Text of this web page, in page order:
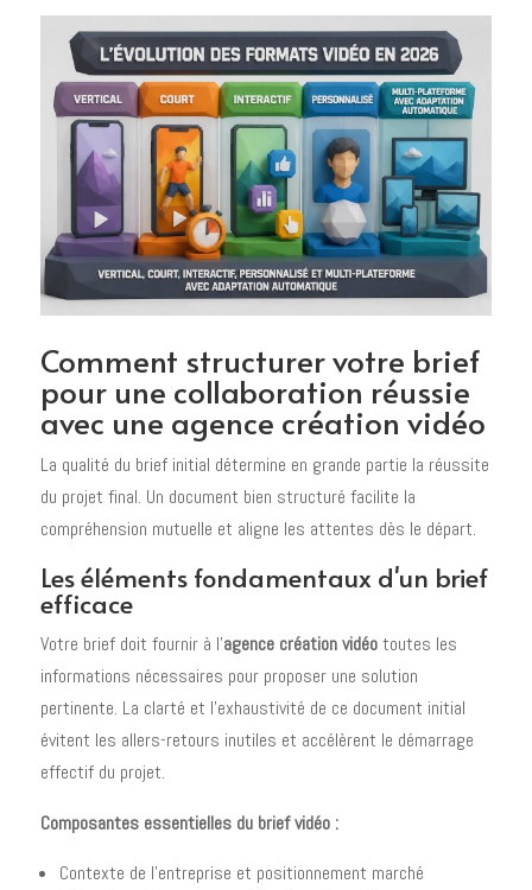
Comment structurer votre brief
pour une collaboration réussie
avec une agence création vidéo
La qualité du brief initial détermine en grande partie la réussite
du projet final. Un document bien structuré facilite la
compréhension mutuelle et aligne les attentes dès le départ.
Les éléments fondamentaux d'un brief
efficace
Votre brief doit fournir à l'agence création vidéotoutes les
informations nécessaires pour proposer une solution
pertinente. La clarté et l'exhaustivité de ce document initial
évitent les allers-retours inutiles et accélèrent le démarrage
effectif du projet.
Composantes essentielles du brief vidéo :
Contexte de l'entreprise et positionnement marché